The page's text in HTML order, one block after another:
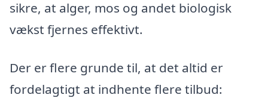
sikre, at alger, mos og andet biologisk
vækst fjernes effektivt.
Der er flere grunde til, at det altid er
fordelagtigt at indhente flere tilbud: